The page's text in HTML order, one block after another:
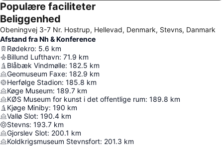
Populære faciliteter
Beliggenhed
Obeningvej 3-7 Nr. Hostrup, Hellevad, Denmark, Stevns, Danmark
Afstand fra Nh & Konference
Rødekro: 5.6 km
Billund Lufthavn: 71.9 km
Blåbæk Vindmølle: 182.5 km
Geomuseum Faxe: 182.9 km
Herfølge Stadion: 185.8 km
Køge Museum: 189.7 km
KØS Museum for kunst i det offentlige rum: 189.8 km
Kjøge Miniby: 190 km
Vallø Slot: 190.4 km
Stevns: 193.7 km
Gjorslev Slot: 200.1 km
Koldkrigsmuseum Stevnsfort: 201.3 km